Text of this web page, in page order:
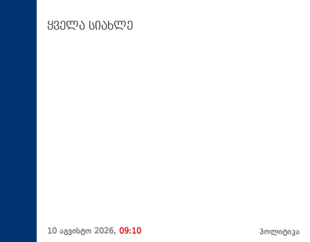
ყველა სიახლე
10 აგვისტო 2026, 09:10 პოლიტიკა